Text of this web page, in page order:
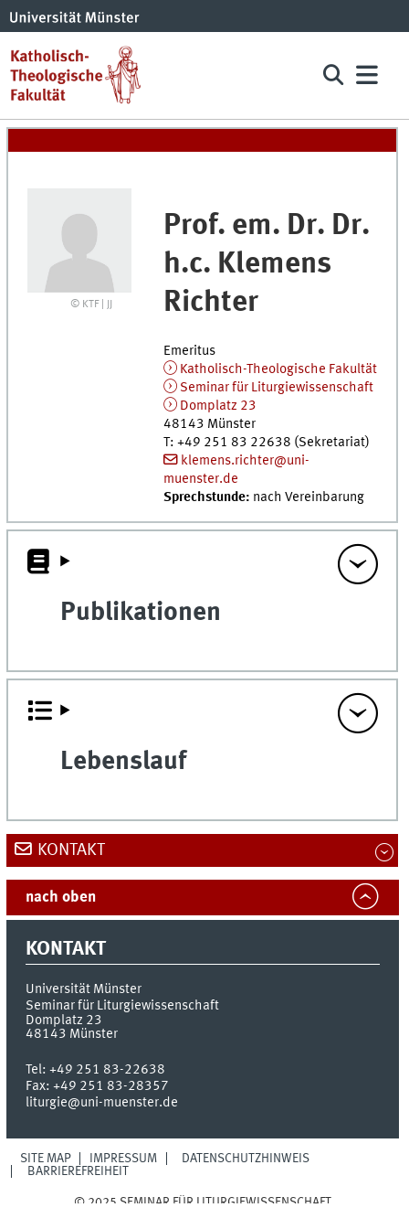
© KTF | JJ
Prof. em. Dr. Dr.
h.c. Klemens
Richter
Emeritus
Katholisch-Theologische Fakultät
Seminar für Liturgiewissenschaft
Domplatz 23
48143 Münster
T: +49 251 83 22638 (Sekretariat)
klemens.richter@uni-
muenster.de
Sprechstunde: nach Vereinbarung
Publikationen
Lebenslauf
KONTAKT
nach oben
KONTAKT
Universität Münster
Seminar für Liturgiewissenschaft
Domplatz 23
48143 Münster
Tel:+49 251 83-22638
Fax:+49 251 83-28357
liturgie@uni-muenster.de
SITE MAP IMPRESSUM
DATENSCHUTZHINWEIS
BARRIEREFREIHEIT
© 2025 SEMINAR FÜR LITURGIEWISSENSCHAFT